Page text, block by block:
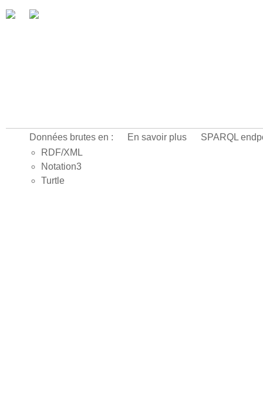
Données brutes en :
RDF/XML
Notation3
Turtle
En savoir plus SPARQL